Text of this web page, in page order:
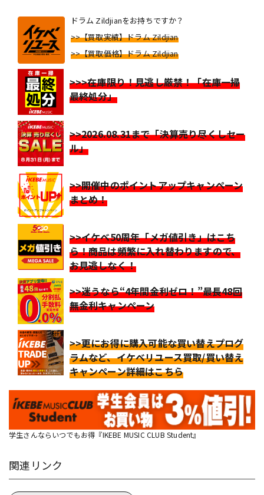
ドラム Zildjianをお持ちですか？
>>【買取実績】ドラム Zildjian
>>【買取価格】ドラム Zildjian
>>>在庫限り！見逃し厳禁！「在庫一掃
最終処分」
>>2026.08.31まで「決算売り尽くしセー
ル」
>>開催中のポイントアップキャンペーン
まとめ！
>>イケベ50周年「メガ値引き」はこち
ら！商品は頻繁に入れ替わりますので、
お見逃しなく！
>>迷うなら“4年間金利ゼロ！”最長48回
無金利キャンペーン
>>更にお得に購入可能な買い替えプログ
ラムなど、イケベリユース買取/買い替え
キャンペーン詳細はこちら
学生さんならいつでもお得『IKEBE MUSIC CLUB Student』
関連リンク